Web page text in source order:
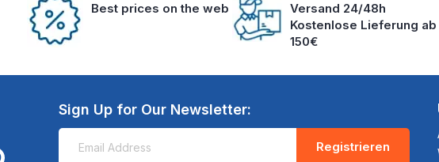
Best prices on the web
Versand 24/48h
Kostenlose Lieferung ab
150€
Sign Up for Our Newsletter:
Registrieren